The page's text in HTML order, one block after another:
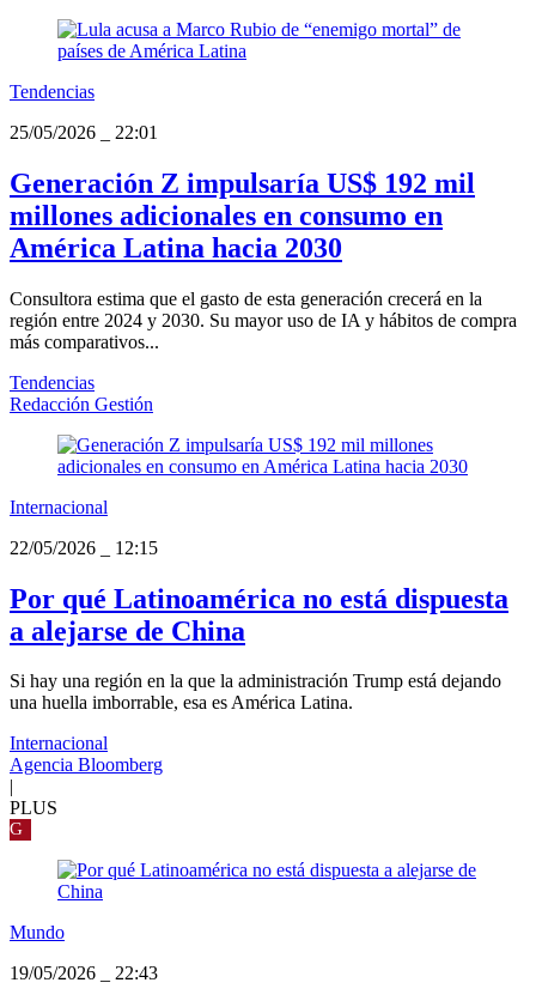
Tendencias
25/05/2026
22:01
Generación Z impulsaría US$ 192 mil
millones adicionales en consumo en
América Latina hacia 2030
Consultora estima que el gasto de esta generación crecerá en la
región entre 2024 y 2030. Su mayor uso de IA y hábitos de compra
más comparativos...
Tendencias
Redacción Gestión
Internacional
22/05/2026
12:15
Por qué Latinoamérica no está dispuesta
a alejarse de China
Si hay una región en la que la administración Trump está dejando
una huella imborrable, esa es América Latina.
Internacional
Agencia Bloomberg
|
PLUS
G
Mundo
19/05/2026
22:43